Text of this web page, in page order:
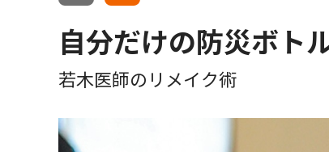
自分だけの防災ボト
若木医師のリメイク術